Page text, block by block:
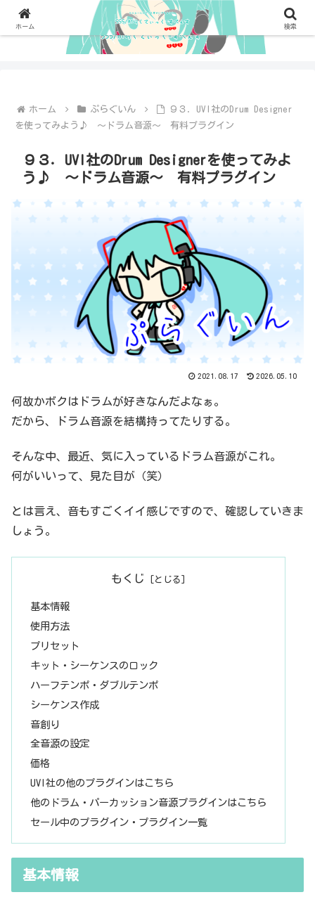
ホーム ぷらぐいん
９３．UVI社のDrum Designer
を使ってみよう♪ ～ドラム音源～ 有料プラグイン
９３．UVI社のDrum Designerを使ってみよ
う♪ ～ドラム音源～ 有料プラグイン
2021.08.17 2026.05.10
何故かボクはドラムが好きなんだよなぁ。
だから、ドラム音源を結構持ってたりする。
そんな中、最近、気に入っているドラム音源がこれ。
何がいいって、見た目が（笑）
とは言え、音もすごくイイ感じですので、確認していきま
しょう。
もくじ
基本情報
使用方法
プリセット
キット・シーケンスのロック
ハーフテンポ・ダブルテンポ
シーケンス作成
音創り
全音源の設定
価格
UVI社の他のプラグインはこちら
他のドラム・パーカッション音源プラグインはこちら
セール中のプラグイン・プラグイン一覧
基本情報
ホーム 検索